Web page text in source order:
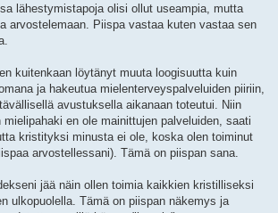
lähestymistapoja olisi ollut useampia, mutta
arvostelemaan. Piispa vastaa kuten vastaa sen
kuitenkaan löytänyt muuta loogisuutta kuin
ja hakeutua mielenterveyspalveluiden piiriin,
avustuksella aikanaan toteutui. Niin
en ole mainittujen palveluiden, saati
kristityksi minusta ei ole, koska olen toiminut
arvostellessani). Tämä on piispan sana.
jää näin ollen toimia kaikkien kristilliseksi
ulkopuolella. Tämä on piispan näkemys ja